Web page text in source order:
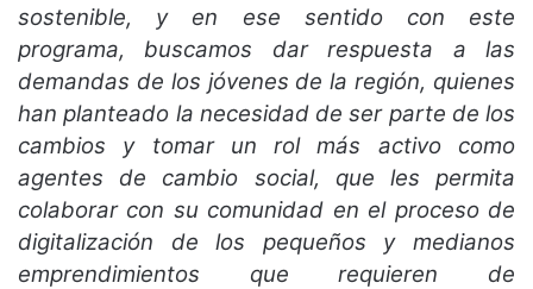
sostenible, y en ese sentido con este
programa, buscamos dar respuesta a las
demandas de los jóvenes de la región, quienes
han planteado la necesidad de ser parte de los
cambios y tomar un rol más activo como
agentes de cambio social, que les permita
colaborar con su comunidad en el proceso de
digitalización de los pequeños y medianos
emprendimientos que requieren de